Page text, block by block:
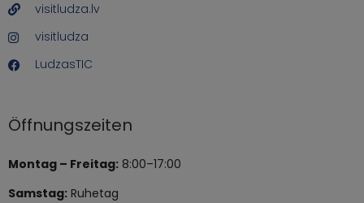
visitludza.lv
visitludza
LudzasTIC
Öffnungszeiten
Montag – Freitag: 8:00–17:00
Samstag: Ruhetag